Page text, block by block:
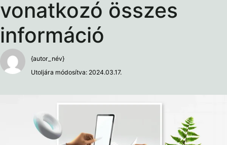
vonatkozó összes
információ
{autor_név}
Utoljára módosítva: 2024.03.17.